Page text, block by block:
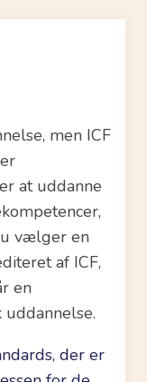
men ICF
at uddanne
vælger en
af ICF,
en
uddannelse.
der er